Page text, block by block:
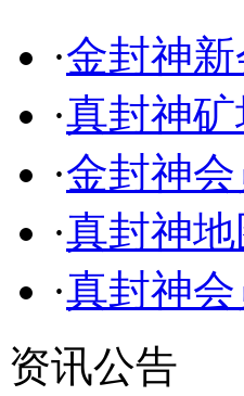
·金封神
·真封神
·金封神
·真封神
·真封神
资讯公告